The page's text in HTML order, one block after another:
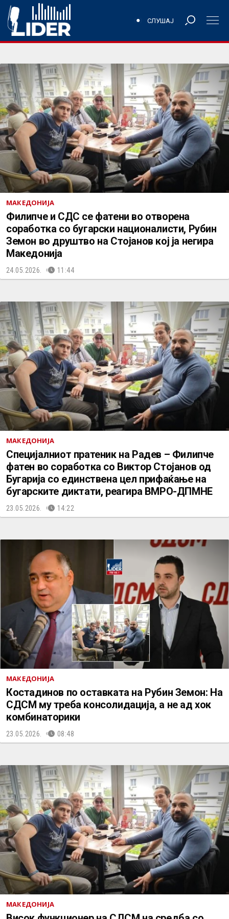
СЛУШАЈ
МАКЕДОНИЈА
Филипче и СДС се фатени во отворена
соработка со бугарски националисти, Рубин
Земон во друштво на Стојанов кој ја негира
Македонија
24.05.2026. 11:44
МАКЕДОНИЈА
Специјалниот пратеник на Радев – Филипче
фатен во соработка со Виктор Стојанов од
Бугарија со единствена цел прифаќање на
бугарските диктати, реагира ВМРО-ДПМНЕ
23.05.2026. 14:22
МАКЕДОНИЈА
Костадинов по оставката на Рубин Земон: На
СДСМ му треба консолидација, а не ад хок
комбинаторики
23.05.2026. 08:48
МАКЕДОНИЈА